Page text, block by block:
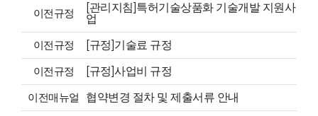
이전규정
[관리지침]특허기술상품화 기술개발 지원사
업
이전규정
[규정]기술료 규정
이전규정
[규정]사업비 규정
이전매뉴얼
협약변경 절차 및 제출서류 안내